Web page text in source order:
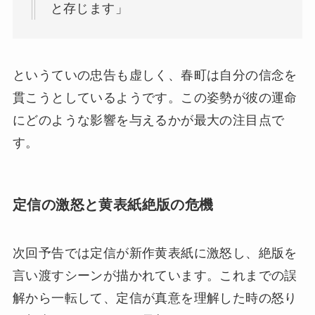
と存じます」
というていの忠告も虚しく、春町は自分の信念を
貫こうとしているようです。この姿勢が彼の運命
にどのような影響を与えるかが最大の注目点で
す。
定信の激怒と黄表紙絶版の危機
次回予告では定信が新作黄表紙に激怒し、絶版を
言い渡すシーンが描かれています。これまでの誤
解から一転して、定信が真意を理解した時の怒り